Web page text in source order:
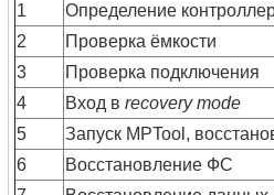
1
Определение
2
Проверка ёмкости
3
Проверка подключения
4
Вход вrecovery mode
5
Запуск MPTool,
6
Восстановление ФС